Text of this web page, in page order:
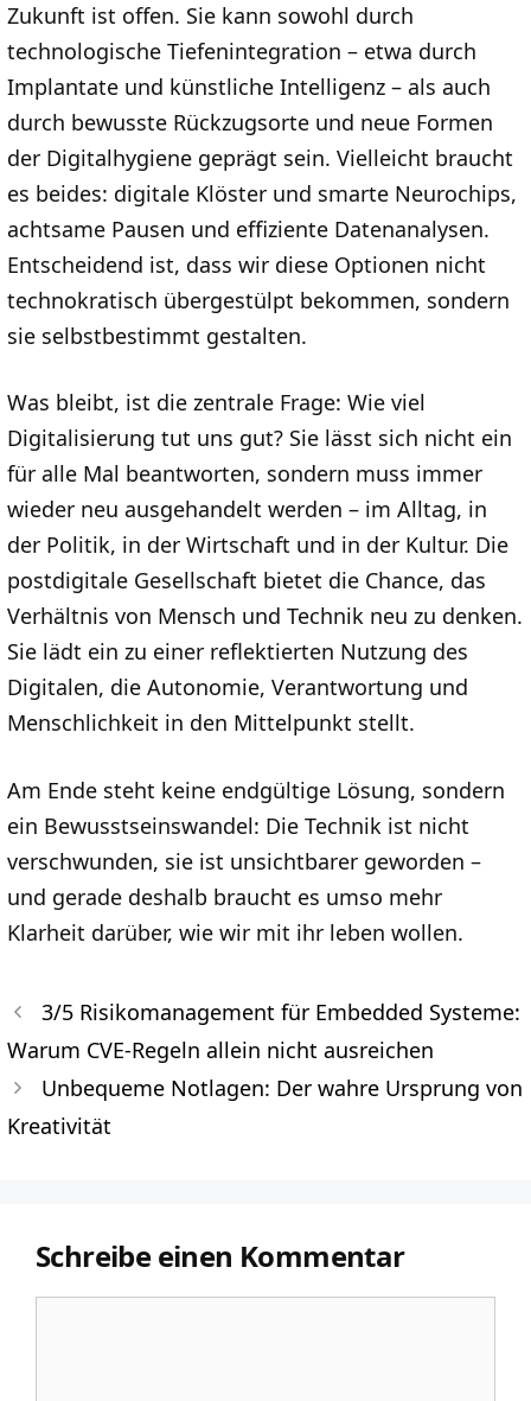
Zukunft ist offen. Sie kann sowohl durch
technologische Tiefenintegration – etwa durch
Implantate und künstliche Intelligenz – als auch
durch bewusste Rückzugsorte und neue Formen
der Digitalhygiene geprägt sein. Vielleicht braucht
es beides: digitale Klöster und smarte Neurochips,
achtsame Pausen und effiziente Datenanalysen.
Entscheidend ist, dass wir diese Optionen nicht
technokratisch übergestülpt bekommen, sondern
sie selbstbestimmt gestalten.
Was bleibt, ist die zentrale Frage: Wie viel
Digitalisierung tut uns gut? Sie lässt sich nicht ein
für alle Mal beantworten, sondern muss immer
wieder neu ausgehandelt werden – im Alltag, in
der Politik, in der Wirtschaft und in der Kultur. Die
postdigitale Gesellschaft bietet die Chance, das
Verhältnis von Mensch und Technik neu zu denken.
Sie lädt ein zu einer reflektierten Nutzung des
Digitalen, die Autonomie, Verantwortung und
Menschlichkeit in den Mittelpunkt stellt.
Am Ende steht keine endgültige Lösung, sondern
ein Bewusstseinswandel: Die Technik ist nicht
verschwunden, sie ist unsichtbarer geworden –
und gerade deshalb braucht es umso mehr
Klarheit darüber, wie wir mit ihr leben wollen.
3/5 Risikomanagement für Embedded Systeme:
Warum CVE-Regeln allein nicht ausreichen
Unbequeme Notlagen: Der wahre Ursprung von
Kreativität
Schreibe einen Kommentar